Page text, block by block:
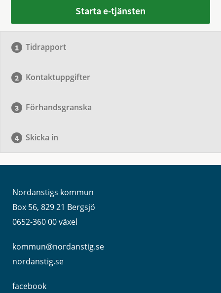
Starta e-tjänsten
Tidrapport
Kontaktuppgifter
Förhandsgranska
Skicka in
Nordanstigs kommun
Box 56, 829 21 Bergsjö
0652-360 00 växel
kommun@nordanstig.se
nordanstig.se
facebook